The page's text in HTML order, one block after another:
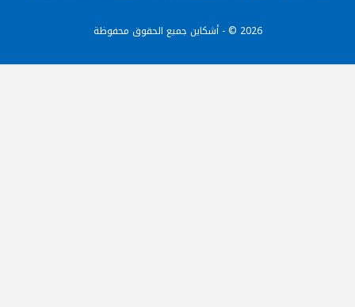
2026 © - أشكاين جميع الحقوق محفوظة